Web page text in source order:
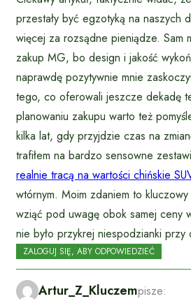
przestały być egzotyką na naszych
więcej za rozsądne pieniądze. Sam
zakup MG, bo design i jakość
naprawdę pozytywnie mnie
tego, co oferowali jeszcze dekadę
planowaniu zakupu warto też
kilka lat, gdy przyjdzie czas na
trafiłem na bardzo sensowne
realnie tracą na wartości chińskie
wtórnym. Moim zdaniem to
wziąć pod uwagę obok samej ceny
nie było przykrej niespodzianki przy
ZALOGUJ SIĘ, ABY ODPOWIEDZIEĆ
Artur_Z_Kluczempisze: